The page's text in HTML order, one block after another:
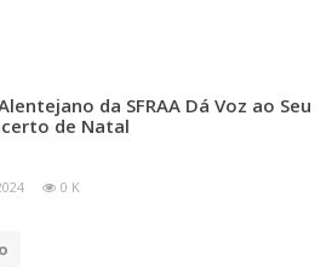
da SFRAA Dá Voz ao Seu
de Natal
0 K